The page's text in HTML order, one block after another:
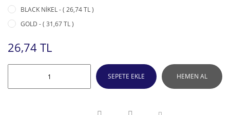
BLACK NİKEL - ( 26,74 TL )
GOLD - ( 31,67 TL )
26,74 TL
SEPETE EKLE HEMEN AL